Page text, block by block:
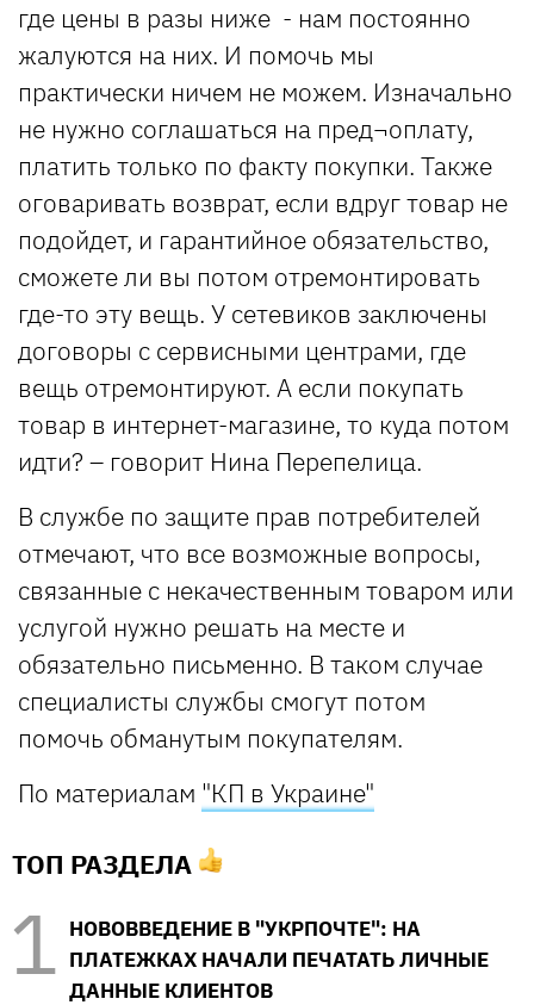
где цены в разы ниже - нам постоянно
жалуются на них. И помочь мы
практически ничем не можем. Изначально
не нужно соглашаться на пред¬оплату,
платить только по факту покупки. Также
оговаривать возврат, если вдруг товар не
подойдет, и гарантийное обязательство,
сможете ли вы потом отремонтировать
где-то эту вещь. У сетевиков заключены
договоры с сервисными центрами, где
вещь отремонтируют. А если покупать
товар в интернет-магазине, то куда потом
идти? – говорит Нина Перепелица.
В службе по защите прав потребителей
отмечают, что все возможные вопросы,
связанные с некачественным товаром или
услугой нужно решать на месте и
обязательно письменно. В таком случае
специалисты службы смогут потом
помочь обманутым покупателям.
По материалам "КП в Украине"
ТОП РАЗДЕЛА
НОВОВВЕДЕНИЕ В "УКРПОЧТЕ": НА
ПЛАТЕЖКАХ НАЧАЛИ ПЕЧАТАТЬ ЛИЧНЫЕ
ДАННЫЕ КЛИЕНТОВ